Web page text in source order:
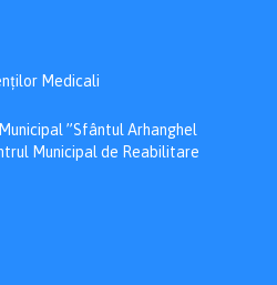
Medicali
”Sfântul Arhanghel
Municipal de Reabilitare